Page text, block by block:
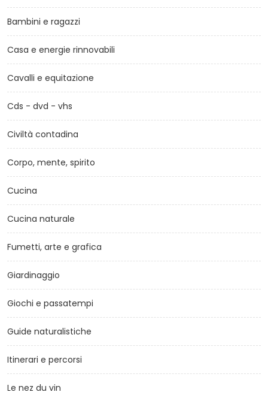
Bambini e ragazzi
Casa e energie rinnovabili
Cavalli e equitazione
Cds - dvd - vhs
Civiltà contadina
Corpo, mente, spirito
Cucina
Cucina naturale
Fumetti, arte e grafica
Giardinaggio
Giochi e passatempi
Guide naturalistiche
Itinerari e percorsi
Le nez du vin